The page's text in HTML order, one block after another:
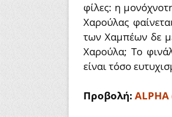
φίλες: η
Χαρούλας
των Χαμπέων δε
Χαρούλα; Το
είναι τόσο
Προβολή: